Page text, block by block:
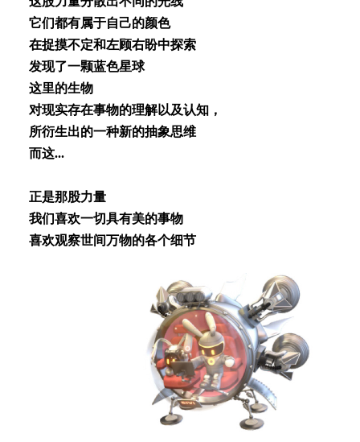
它们都有属于⾃⼰的颜⾊
在捉摸不定和左顾右盼中探索
发现了⼀颗蓝⾊星球
这⾥的⽣物
对现实存在事物的理解以及认知，
所衍⽣出的⼀种新的抽象思维
⽽这...
正是那股⼒量
我们喜欢⼀切具有美的事物
喜欢观察世间万物的各个细节